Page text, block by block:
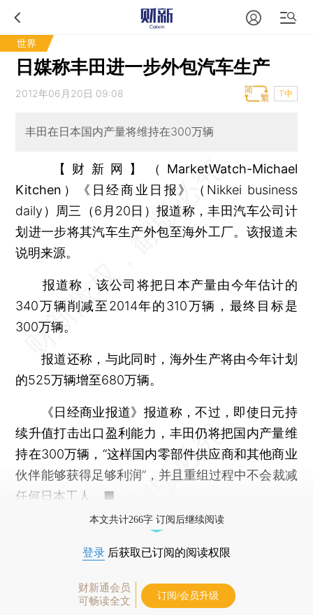
世界
日媒称丰田进一步外包汽车生产
2012年06月20日 09:08 T中
丰田在日本国内产量将维持在300万辆
【财新网】（MarketWatch-Michael
Kitchen）
《日经商业日报》（Nikkei business
daily）周三（6月20日）报道称，丰田汽车公司计
划进一步将其汽车生产外包至海外工厂。该报道未
说明来源。
报道称，该公司将把日本产量由今年估计的
340万辆削减至2014年的310万辆，最终目标是
300万辆。
报道还称，与此同时，海外生产将由今年计划
的525万辆增至680万辆。
《日经商业报道》报道称，不过，即使日元持
续升值打击出口盈利能力，丰田仍将把国内产量维
持在300万辆，“这样国内零部件供应商和其他商业
伙伴能够获得足够利润”，并且重组过程中不会裁减
任何日本工人。■
本文共计266字 订阅后继续阅读
登录 后获取已订阅的阅读权限
财新通会员
可畅读全文
订阅/会员升级